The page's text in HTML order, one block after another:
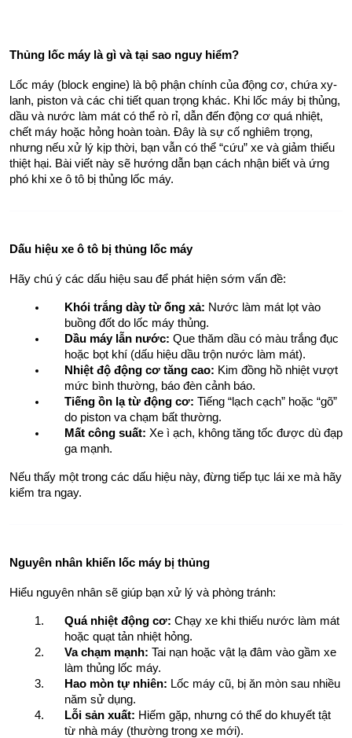
Thủng lốc máy là gì và tại sao nguy hiểm?
Lốc máy (block engine) là bộ phận chính của động cơ, chứa xy-
lanh, piston và các chi tiết quan trọng khác. Khi lốc máy bị thủng,
dầu và nước làm mát có thể rò rỉ, dẫn đến động cơ quá nhiệt,
chết máy hoặc hỏng hoàn toàn. Đây là sự cố nghiêm trọng,
nhưng nếu xử lý kịp thời, bạn vẫn có thể “cứu” xe và giảm thiểu
thiệt hại. Bài viết này sẽ hướng dẫn bạn cách nhận biết và ứng
phó khi xe ô tô bị thủng lốc máy.
Dấu hiệu xe ô tô bị thủng lốc máy
Hãy chú ý các dấu hiệu sau để phát hiện sớm vấn đề:
Khói trắng dày từ ống xả: Nước làm mát lọt vào
buồng đốt do lốc máy thủng.
Dầu máy lẫn nước: Que thăm dầu có màu trắng đục
hoặc bọt khí (dấu hiệu dầu trộn nước làm mát).
Nhiệt độ động cơ tăng cao: Kim đồng hồ nhiệt vượt
mức bình thường, báo đèn cảnh báo.
Tiếng ồn lạ từ động cơ: Tiếng “lạch cạch” hoặc “gõ”
do piston va chạm bất thường.
Mất công suất: Xe ì ạch, không tăng tốc được dù đạp
ga mạnh.
Nếu thấy một trong các dấu hiệu này, đừng tiếp tục lái xe mà hãy
kiểm tra ngay.
Nguyên nhân khiến lốc máy bị thủng
Hiểu nguyên nhân sẽ giúp bạn xử lý và phòng tránh:
Quá nhiệt động cơ: Chạy xe khi thiếu nước làm mát
hoặc quạt tản nhiệt hỏng.
Va chạm mạnh: Tai nạn hoặc vật lạ đâm vào gầm xe
làm thủng lốc máy.
Hao mòn tự nhiên: Lốc máy cũ, bị ăn mòn sau nhiều
năm sử dụng.
Lỗi sản xuất: Hiếm gặp, nhưng có thể do khuyết tật
từ nhà máy (thường trong xe mới).